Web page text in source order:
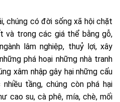
chúng có đời sống xã hội chặt
và trong các giá thể bằng gỗ,
lâm nghiệp, thuỷ lợi, xây
phá hoại những nhà tranh
xâm nhập gây hại những cấu
tầng, chúng còn phá hại
cao su, cà phê, mía, chè, mối